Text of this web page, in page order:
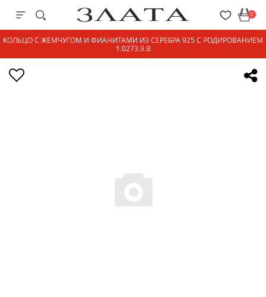
0
КОЛЬЦО С ЖЕМЧУГОМ И ФИАНИТАМИ ИЗ СЕРЕБРА 925 С РОДИРОВАНИЕМ
1.0273.9.B